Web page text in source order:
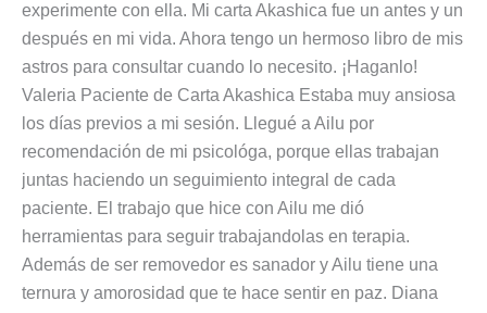
experimente con ella. Mi carta Akashica fue un antes y un
después en mi vida. Ahora tengo un hermoso libro de mis
astros para consultar cuando lo necesito. ¡Haganlo!
Valeria Paciente de Carta Akashica Estaba muy ansiosa
los días previos a mi sesión. Llegué a Ailu por
recomendación de mi psicológa, porque ellas trabajan
juntas haciendo un seguimiento integral de cada
paciente. El trabajo que hice con Ailu me dió
herramientas para seguir trabajandolas en terapia.
Además de ser removedor es sanador y Ailu tiene una
ternura y amorosidad que te hace sentir en paz. Diana